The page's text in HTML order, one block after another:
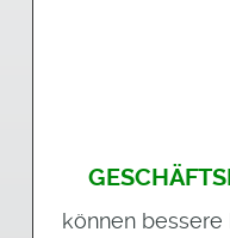
können